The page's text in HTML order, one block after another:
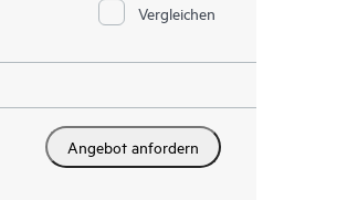
Vergleichen
Angebot anfordern